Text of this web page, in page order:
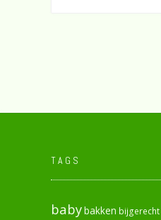
TAGS
babybakken bijgerecht